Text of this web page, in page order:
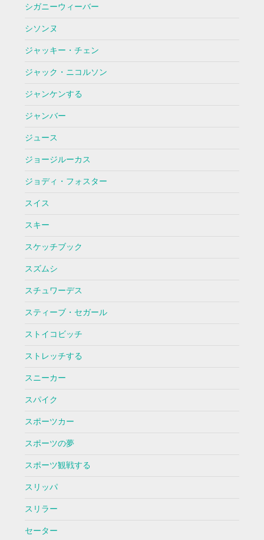
シガニーウィーバー
シソンヌ
ジャッキー・チェン
ジャック・ニコルソン
ジャンケンする
ジャンバー
ジュース
ジョージルーカス
ジョディ・フォスター
スイス
スキー
スケッチブック
スズムシ
スチュワーデス
スティーブ・セガール
ストイコビッチ
ストレッチする
スニーカー
スパイク
スポーツカー
スポーツの夢
スポーツ観戦する
スリッパ
スリラー
セーター